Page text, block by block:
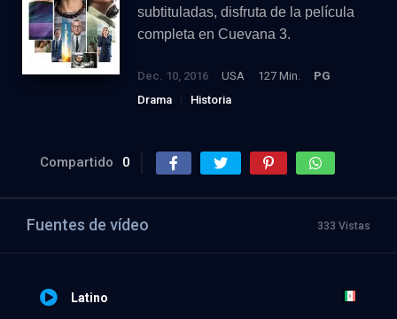
subtituladas, disfruta de la película
completa en Cuevana 3.
Dec. 10, 2016 USA 127 Min.
PG
Drama
Historia
Compartido 0
Fuentes de vídeo 333 Vistas
Latino